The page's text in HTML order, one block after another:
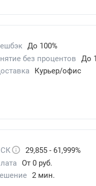
До 100%
без процентов
До
Курьер/офис
29,855 - 61,999%
От 0 руб.
2 мин.